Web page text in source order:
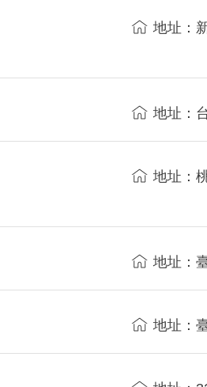
地址：
地址：
地址：
地址：
地址：